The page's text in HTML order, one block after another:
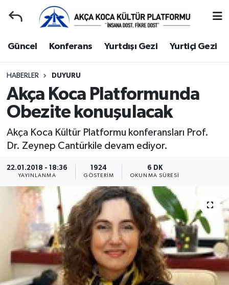
Güncel Konferans Yurtdışı Gezi Yurtiçi Gezi
HABERLER DUYURU
Akça Koca Platformunda
Obezite konuşulacak
Akça Koca Kültür Platformu konferansları Prof.
Dr. Zeynep Cantürkile devam ediyor.
22.01.2018 - 18:36
YAYINLANMA
1924
GÖSTERIM
6 DK
OKUNMA SÜRESI
Gençlerle Başbaşa
Güncel
Konferans
Yurtdışı Gezi
Yurtiçi Gezi
Ziyaretler
Hakkımızda
Yönetim Kurulu
Yüksek İstişare Kurulu
Kocaeli Hava Durumu
Kocaeli Namaz Vakitleri
Kocaeli Trafik Yoğunluk Haritası
Süper Lig Puan Durumu ve Fikstür
Tüm Manşetler
Son Dakika Haberleri
Haber Arşivi